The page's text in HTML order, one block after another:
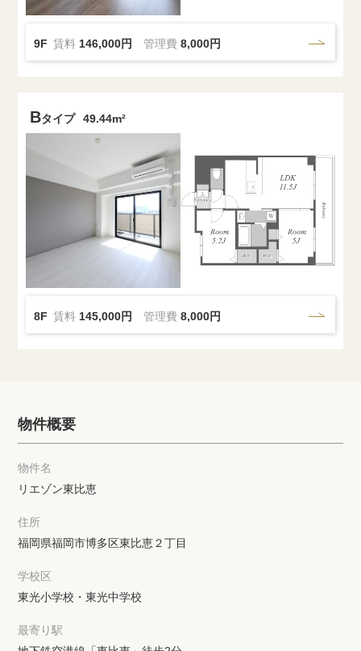
9F 賃料 146,000円 管理費8,000円
Bタイプ 49.44m²
8F 賃料 145,000円 管理費8,000円
物件概要
物件名
リエゾン東比恵
住所
福岡県福岡市博多区東比恵２丁目
学校区
東光小学校・東光中学校
最寄り駅